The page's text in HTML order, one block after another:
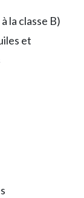
la classe B)
et